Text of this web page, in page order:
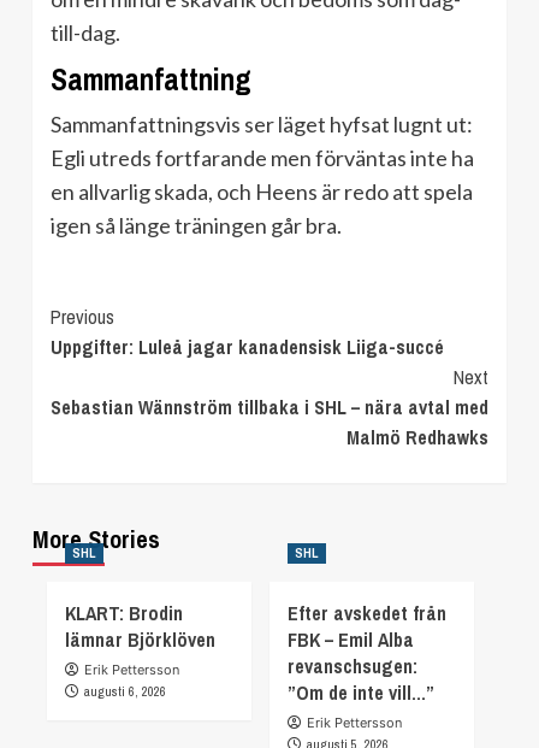
till-dag.
Sammanfattning
Sammanfattningsvis ser läget hyfsat lugnt ut:
Egli utreds fortfarande men förväntas inte ha
en allvarlig skada, och Heens är redo att spela
igen så länge träningen går bra.
Continue
Reading
Previous
Uppgifter: Luleå jagar kanadensisk Liiga-succé
Next
Sebastian Wännström tillbaka i SHL – nära avtal med
Malmö Redhawks
More Stories
SHL
KLART: Brodin
lämnar Björklöven
Erik Pettersson
augusti 6, 2026
SHL
Efter avskedet från
FBK – Emil Alba
revanschsugen:
”Om de inte vill…”
Erik Pettersson